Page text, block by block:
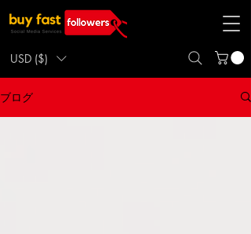
USD ($)
ブログ